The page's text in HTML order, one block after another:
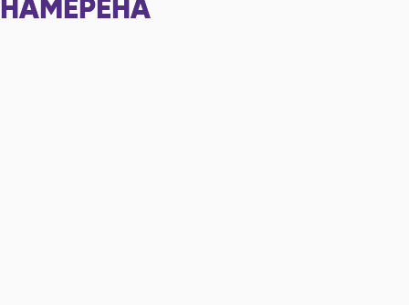
НАМЕРЕНА